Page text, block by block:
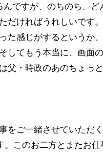
ですが、のちのち、
だければうれしいです。
た感じがするというか
してもう本当に、画面
父・時政のあのちょっ
をご一緒させていただ
このお二方とまたお